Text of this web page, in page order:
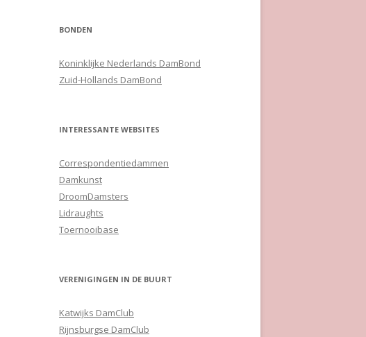
BONDEN
Koninklijke Nederlands DamBond
Zuid-Hollands DamBond
INTERESSANTE WEBSITES
Correspondentiedammen
Damkunst
DroomDamsters
Lidraughts
Toernooibase
VERENIGINGEN IN DE BUURT
Katwijks DamClub
Rijnsburgse DamClub